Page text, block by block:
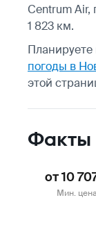
Centrum
1 823 км.
Планируете
погоды в
этой
от 10
Мин. цена